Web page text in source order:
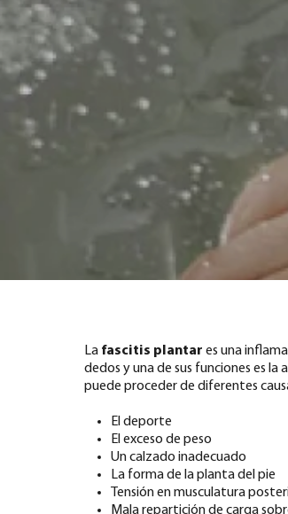
La fascitis plantar es una
dedos y una de sus funciones es
puede proceder de diferentes
El deporte
El exceso de peso
Un calzado inadecuado
La forma de la planta del pie
Tensión en musculatura
Mala repartición de carga